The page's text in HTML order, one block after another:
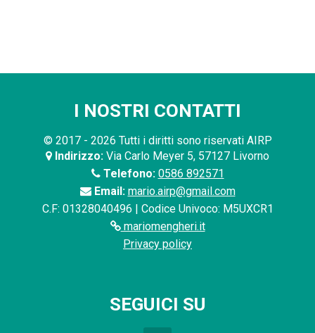
I NOSTRI CONTATTI
© 2017 - 2026 Tutti i diritti sono riservati AIRP
Indirizzo: Via Carlo Meyer 5, 57127 Livorno
Telefono: 0586 892571
Email: mario.airp@gmail.com
C.F: 01328040496 | Codice Univoco: M5UXCR1
mariomengheri.it
Privacy policy
SEGUICI SU